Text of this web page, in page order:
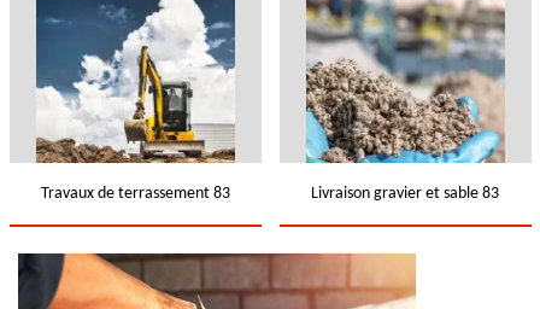
Travaux de terrassement 83 Livraison gravier et sable 83